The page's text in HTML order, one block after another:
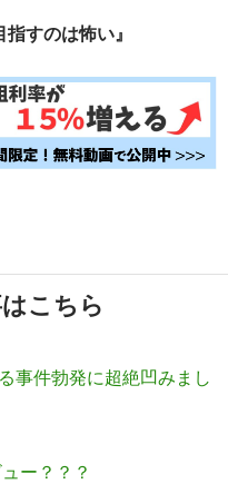
すのは怖い』
こちら
事件勃発に超絶凹みまし
ー？？？